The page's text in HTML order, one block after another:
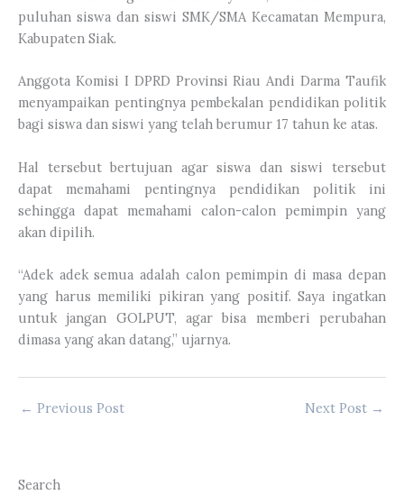
puluhan siswa dan siswi SMK/SMA Kecamatan Mempura,
Kabupaten Siak.
Anggota Komisi I DPRD Provinsi Riau Andi Darma Taufik
menyampaikan pentingnya pembekalan pendidikan politik
bagi siswa dan siswi yang telah berumur 17 tahun ke atas.
Hal tersebut bertujuan agar siswa dan siswi tersebut
dapat memahami pentingnya pendidikan politik ini
sehingga dapat memahami calon-calon pemimpin yang
akan dipilih.
“Adek adek semua adalah calon pemimpin di masa depan
yang harus memiliki pikiran yang positif. Saya ingatkan
untuk jangan GOLPUT, agar bisa memberi perubahan
dimasa yang akan datang,” ujarnya.
← Previous Post Next Post →
Search